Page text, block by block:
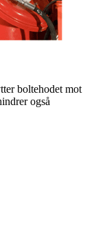
boltehodet mot
også